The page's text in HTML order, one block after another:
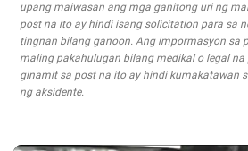
upang maiwasan ang mga ganitong uri ng
post na ito ay hindi isang solicitation para sa
tingnan bilang ganoon. Ang impormasyon sa
maling pakahulugan bilang medikal o legal
ginamit sa post na ito ay hindi kumakatawan
ng aksidente.